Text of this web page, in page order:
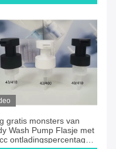
gratis monsters van
Wash Pump Flasje met
ontladingspercentage